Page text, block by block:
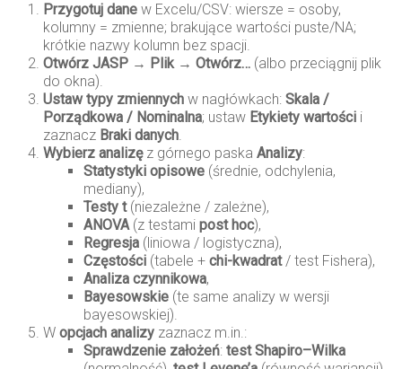
Przygotuj dane w Excelu/CSV: wiersze = osoby,
kolumny = zmienne; brakujące wartości puste/NA;
krótkie nazwy kolumn bez spacji.
Otwórz JASP → Plik → Otwórz… (albo przeciągnij plik
do okna).
Ustaw typy zmiennych w nagłówkach:Skala /
Porządkowa / Nominalna; ustaw Etykiety wartości i
zaznacz Braki danych.
Wybierz analizęz górnego paskaAnalizy:
Statystyki opisowe (średnie, odchylenia,
mediany),
Testy t(niezależne / zależne),
ANOVA(z testamipost hoc),
Regresja (liniowa / logistyczna),
Częstości (tabele +chi-kwadrat/ test Fishera),
Analiza czynnikowa,
Bayesowskie (te same analizy w wersji
bayesowskiej).
Wopcjach analizy zaznacz m.in.:
Sprawdzenie założeń:test Shapiro–Wilka